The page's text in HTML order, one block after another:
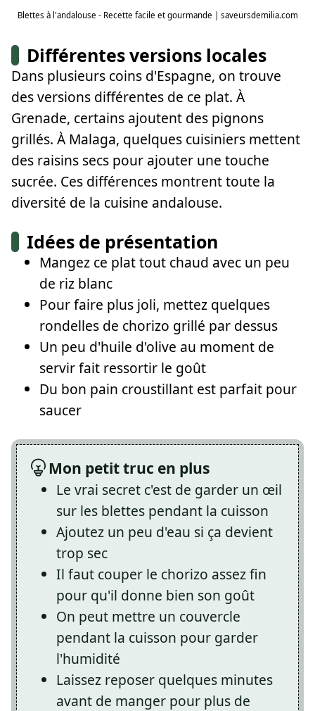
Blettes à l'andalouse - Recette facile et gourmande | saveursdemilia.com
Différentes versions locales
Dans plusieurs coins d'Espagne, on trouve
des versions différentes de ce plat. À
Grenade, certains ajoutent des pignons
grillés. À Malaga, quelques cuisiniers mettent
des raisins secs pour ajouter une touche
sucrée. Ces différences montrent toute la
diversité de la cuisine andalouse.
Idées de présentation
Mangez ce plat tout chaud avec un peu
de riz blanc
Pour faire plus joli, mettez quelques
rondelles de chorizo grillé par dessus
Un peu d'huile d'olive au moment de
servir fait ressortir le goût
Du bon pain croustillant est parfait pour
saucer
Mon petit truc en plus
Le vrai secret c'est de garder un œil
sur les blettes pendant la cuisson
Ajoutez un peu d'eau si ça devient
trop sec
Il faut couper le chorizo assez fin
pour qu'il donne bien son goût
On peut mettre un couvercle
pendant la cuisson pour garder
l'humidité
Laissez reposer quelques minutes
avant de manger pour plus de